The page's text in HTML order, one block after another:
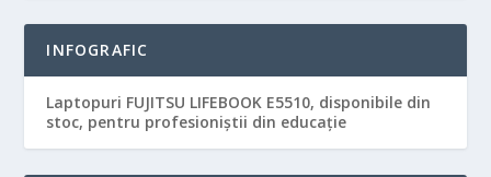
INFOGRAFIC
Laptopuri FUJITSU LIFEBOOK E5510, disponibile din
stoc, pentru profesioniștii din educație